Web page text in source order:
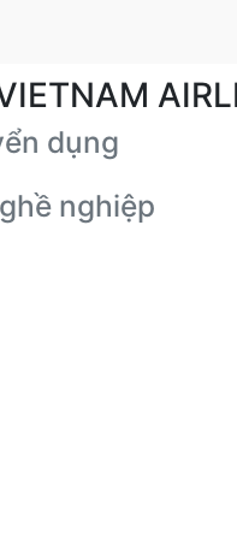
dụng
nghiệp